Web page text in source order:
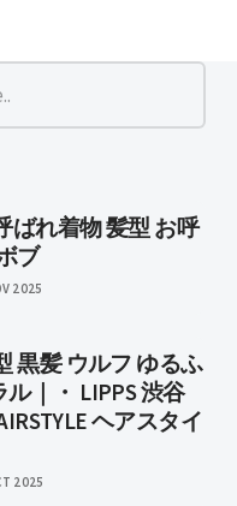
ばれ着物 髪型 お呼
ブ
2025
黒髪 ウルフ ゆるふ
｜・ LIPPS 渋谷
ヘアスタイ
2025